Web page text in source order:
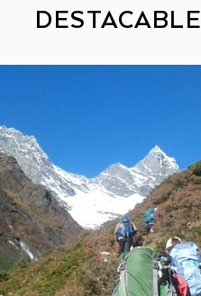
DESTACABLE